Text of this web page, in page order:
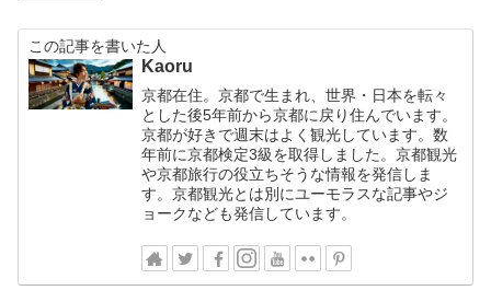
この記事を書いた人
Kaoru
京都在住。京都で生まれ、世界・日本を転々
とした後5年前から京都に戻り住んでいます。
京都が好きで週末はよく観光しています。数
年前に京都検定3級を取得しました。京都観光
や京都旅行の役立ちそうな情報を発信しま
す。京都観光とは別にユーモラスな記事やジ
ョークなども発信しています。